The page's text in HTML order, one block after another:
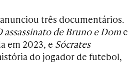
três documentários.
assassinato de Bruno e Dom e
em 2023, e Sócrates
do jogador de futebol,